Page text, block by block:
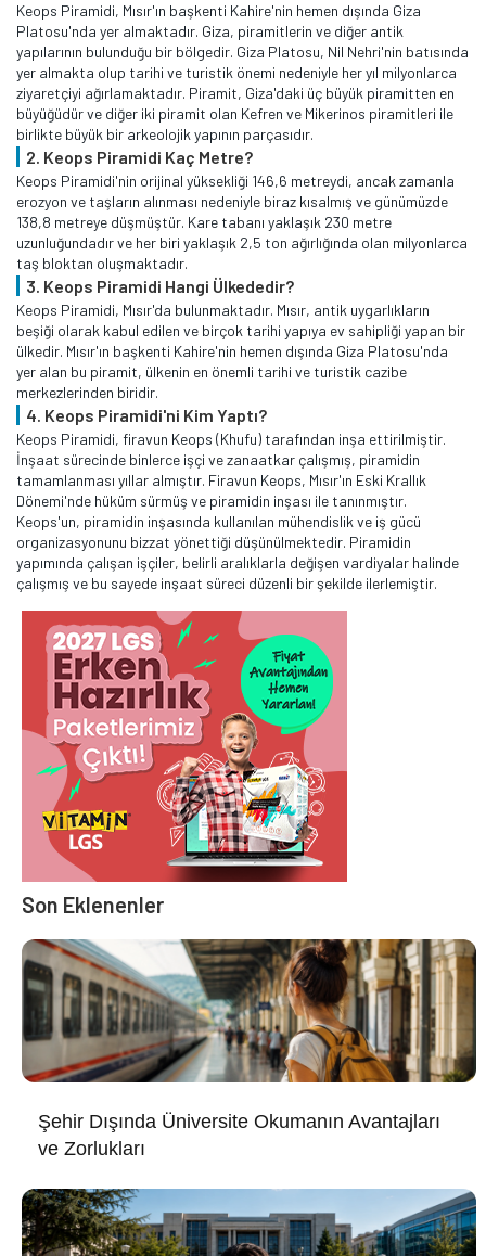
Keops Piramidi, Mısır'ın başkenti Kahire'nin hemen dışında Giza
Platosu'nda yer almaktadır. Giza, piramitlerin ve diğer antik
yapılarının bulunduğu bir bölgedir. Giza Platosu, Nil Nehri'nin batısında
yer almakta olup tarihi ve turistik önemi nedeniyle her yıl milyonlarca
ziyaretçiyi ağırlamaktadır. Piramit, Giza'daki üç büyük piramitten en
büyüğüdür ve diğer iki piramit olan Kefren ve Mikerinos piramitleri ile
birlikte büyük bir arkeolojik yapının parçasıdır.
2. Keops Piramidi Kaç Metre?
Keops Piramidi'nin orijinal yüksekliği 146,6 metreydi, ancak zamanla
erozyon ve taşların alınması nedeniyle biraz kısalmış ve günümüzde
138,8 metreye düşmüştür. Kare tabanı yaklaşık 230 metre
uzunluğundadır ve her biri yaklaşık 2,5 ton ağırlığında olan milyonlarca
taş bloktan oluşmaktadır.
3. Keops Piramidi Hangi Ülkededir?
Keops Piramidi, Mısır'da bulunmaktadır. Mısır, antik uygarlıkların
beşiği olarak kabul edilen ve birçok tarihi yapıya ev sahipliği yapan bir
ülkedir. Mısır'ın başkenti Kahire'nin hemen dışında Giza Platosu'nda
yer alan bu piramit, ülkenin en önemli tarihi ve turistik cazibe
merkezlerinden biridir.
4. Keops Piramidi'ni Kim Yaptı?
Keops Piramidi, firavun Keops (Khufu) tarafından inşa ettirilmiştir.
İnşaat sürecinde binlerce işçi ve zanaatkar çalışmış, piramidin
tamamlanması yıllar almıştır. Firavun Keops, Mısır'ın Eski Krallık
Dönemi'nde hüküm sürmüş ve piramidin inşası ile tanınmıştır.
Keops'un, piramidin inşasında kullanılan mühendislik ve iş gücü
organizasyonunu bizzat yönettiği düşünülmektedir. Piramidin
yapımında çalışan işçiler, belirli aralıklarla değişen vardiyalar halinde
çalışmış ve bu sayede inşaat süreci düzenli bir şekilde ilerlemiştir.
Son Eklenenler
Şehir Dışında Üniversite Okumanın Avantajları
ve Zorlukları